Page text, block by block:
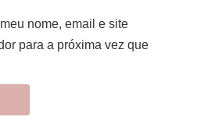
nome, email e site
para a próxima vez que